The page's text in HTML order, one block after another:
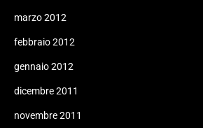
marzo 2012
febbraio 2012
gennaio 2012
dicembre 2011
novembre 2011